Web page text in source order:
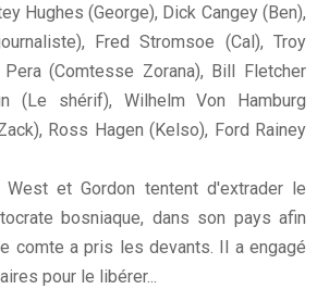
Hughes (George), Dick Cangey (Ben),
Fred Stromsoe (Cal), Troy
(Comtesse Zorana), Bill Fletcher
(Le shérif), Wilhelm Von Hamburg
Ross Hagen (Kelso), Ford Rainey
et Gordon tentent d'extrader le
bosniaque, dans son pays afin
comte a pris les devants. Il a engagé
pour le libérer...